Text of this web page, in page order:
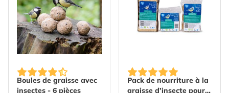
Boules de graisse avec
insectes - 6 pièces
Pack de nourriture à la
graisse d’insecte pour
The price depends on the